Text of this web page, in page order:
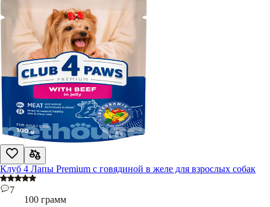
Клуб 4 Лапы Premium с говядиной в желе для взрослых собак
7
100 грамм